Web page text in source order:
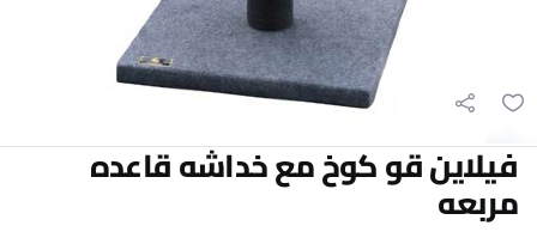
فيلاين قو كوخ مع خداشه قاعده
مربعه